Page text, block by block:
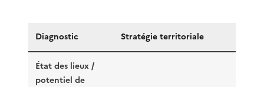
Diagnostic Stratégie territoriale
État des lieux /
potentiel de